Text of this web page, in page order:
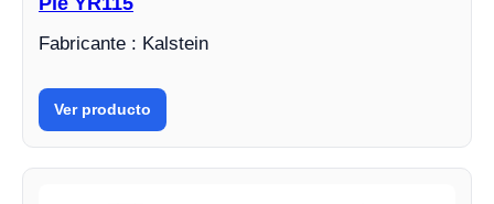
Fabricante : Kalstein
Ver producto